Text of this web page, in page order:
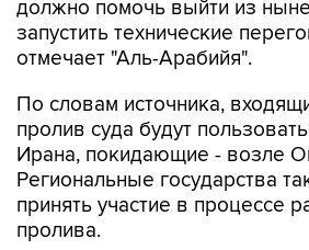
должно помочь выйти из
запустить технические
отмечает "Аль-Арабийя".
По словам источника,
пролив суда будут
Ирана, покидающие - возле
Региональные государства
принять участие в процессе
пролива.